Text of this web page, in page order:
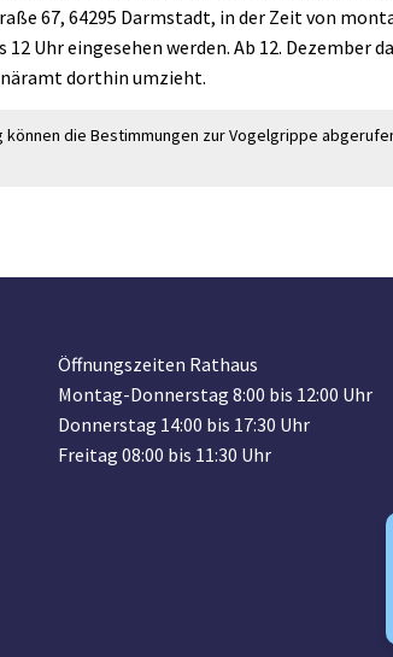
67, 64295 Darmstadt, in der Zeit von
Uhr eingesehen werden. Ab 12. Dezember
dorthin umzieht.
die Bestimmungen zur Vogelgrippe
Öffnungszeiten Rathaus
Montag-Donnerstag 8:00 bis 12:00 Uhr
Donnerstag 14:00 bis 17:30 Uhr
Freitag 08:00 bis 11:30 Uhr